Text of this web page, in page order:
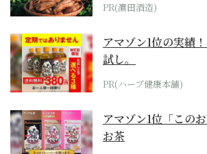
PR(濵田酒造)
アマゾン1位の実績
試し。
PR(ハーブ健康本舗)
アマゾン1位「この
お茶